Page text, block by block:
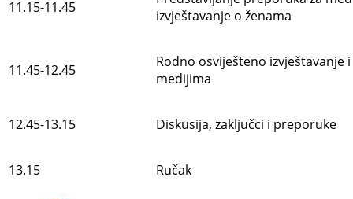
11.15-11.45
izvještavanje o ženama
11.45-12.45
Rodno osviješteno izvještavanje
medijima
12.45-13.15 Diskusija, zaključci i preporuke
13.15 Ručak